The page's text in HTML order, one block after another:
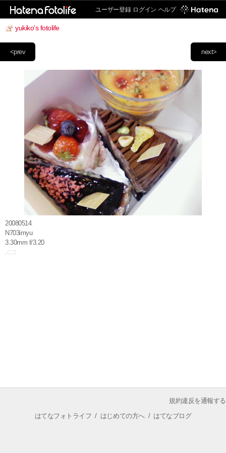
ユーザー登録 ログイン ヘルプ
yukiko's fotolife
next>
<prev
20080514
N703imyu
3.30mm f/3.20
規約違反を通報する
はてなフォトライフ / はじめての方へ/ はてなブログ